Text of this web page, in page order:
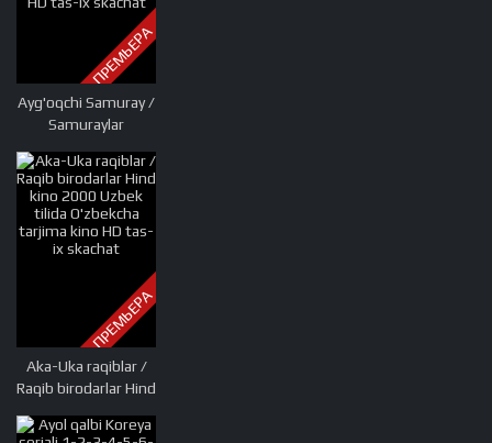
ПРЕМЬЕРА
Ayg'oqchi Samuray /
Samuraylar
tilida O'zbekcha
tarjima kino 2019
HD tas-ix skachat
ПРЕМЬЕРА
Aka-Uka raqiblar /
Raqib birodarlar Hind
tilida O'zbekcha